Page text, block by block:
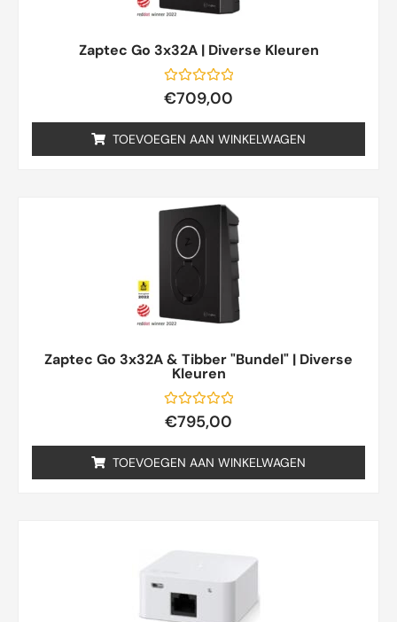
Zaptec Go 3x32A | Diverse Kleuren
Gewaardeerd
0
€709,00
TOEVOEGEN AAN WINKELWAGEN
Zaptec Go 3x32A & Tibber "Bundel" | Diverse
Kleuren
Gewaardeerd
0
€795,00
TOEVOEGEN AAN WINKELWAGEN